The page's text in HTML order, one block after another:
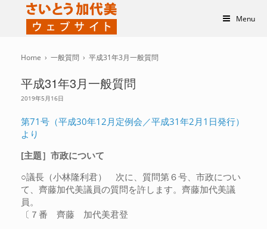
Menu
Home › 一般質問 › 平成31年3月一般質問
平成31年3月一般質問
2019年5月16日
第71号（平成30年12月定例会／平成31年2月1日発行）
より
[主題］市政について
○議長（小林隆利君） 次に、質問第６号、市政につい
て、齊藤加代美議員の質問を許します。齊藤加代美議
員。
〔７番 齊藤 加代美君登